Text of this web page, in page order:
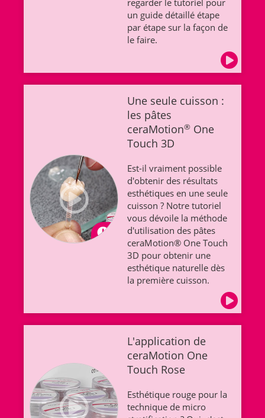
regarder le tutoriel pour
un guide détaillé étape
par étape sur la façon de
le faire.
Une seule cuisson :
les pâtes
ceraMotion® One
Touch 3D
Est-il vraiment possible
d'obtenir des résultats
esthétiques en une seule
cuisson ? Notre tutoriel
vous dévoile la méthode
d'utilisation des pâtes
ceraMotion® One Touch
3D pour obtenir une
esthétique naturelle dès
la première cuisson.
L'application de
ceraMotion One
Touch Rose
Esthétique rouge pour la
technique de micro